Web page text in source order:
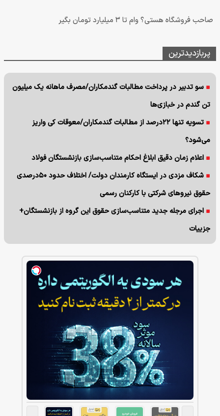
صاحب فروشگاه هستی؟ وام تا ۳ میلیارد تومان بگیر
پربازدیدترین
سو تدبیر در پرداخت مطالبات گندمکاران/مصرف ماهانه یک میلیون
تن گندم در خبازی‌ها
تسویه تنها ۲۲درصد از مطالبات گندمکاران/معوقات کی واریز
می‌شود؟
اعلام زمان دقیق ابلاغ احکام متناسب‌سازی بازنشستگان فولاد
شکاف مزدی در ایستگاه کارمندان دولت/ اختلاف حدود ۵۰درصدی
حقوق نیروهای شرکتی با کارکنان رسمی
اجرای مرجله جدید متناسب‌سازی حقوق این گروه از بازنشستگان+
جزییات